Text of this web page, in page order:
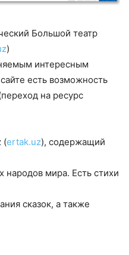
Большой театр
)
интересным
есть возможность
на ресурс
(ertak.uz), содержащий
народов мира. Есть стихи
сказок, а также